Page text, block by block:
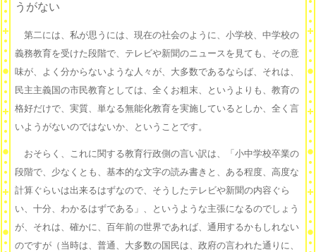
うがない
第二には、私が思うには、現在の社会のように、小学校、中学校の
義務教育を受けた段階で、テレビや新聞のニュースを見ても、その意
味が、よく分からないような人々が、大多数であるならば、それは、
民主主義国の市民教育としては、全くお粗末、というよりも、教育の
格好だけで、実質、単なる無能化教育を実施しているとしか、全く言
いようがないのではないか、ということです。
おそらく、これに関する教育行政側の言い訳は、「小中学校卒業の
段階で、少なくとも、基本的な文字の読み書きと、ある程度、高度な
計算ぐらいは出来るはずなので、そうしたテレビや新聞の内容ぐら
い、十分、わかるはずである」、というような主張になるのでしょう
が、それは、確かに、百年前の世界であれば、通用するかもしれない
のですが（当時は、普通、大多数の国民は、政府の言われた通りに、